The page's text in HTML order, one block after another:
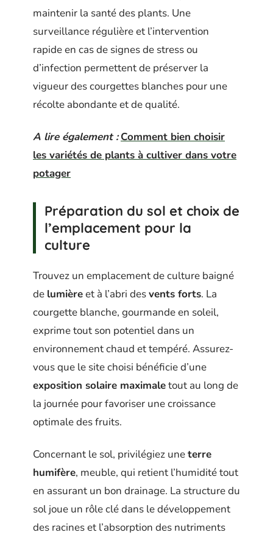
maintenir la santé des plants. Une
surveillance régulière et l’intervention
rapide en cas de signes de stress ou
d’infection permettent de préserver la
vigueur des courgettes blanches pour une
récolte abondante et de qualité.
A lire également : Comment bien choisir
les variétés de plants à cultiver dans votre
potager
Préparation du sol et choix de
l’emplacement pour la
culture
Trouvez un emplacement de culture baigné
de lumièreet à l’abri desvents forts. La
courgette blanche, gourmande en soleil,
exprime tout son potentiel dans un
environnement chaud et tempéré. Assurez-
vous que le site choisi bénéficie d’une
exposition solaire maximaletout au long de
la journée pour favoriser une croissance
optimale des fruits.
Concernant le sol, privilégiez uneterre
humifère, meuble, qui retient l’humidité tout
en assurant un bon drainage. La structure du
sol joue un rôle clé dans le développement
des racines et l’absorption des nutriments